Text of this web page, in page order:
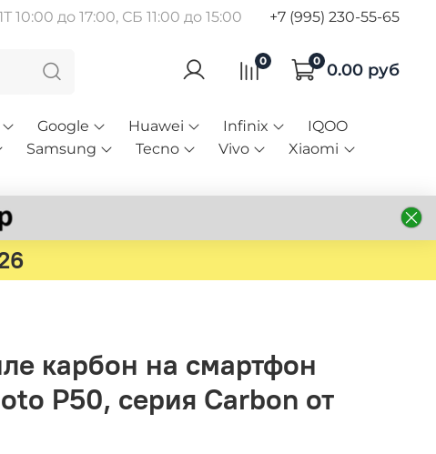
10:00 до 17:00, СБ 11:00 до 15:00 +7 (995) 230-55-65
0 0 0.00 руб
Google Huawei Infinix
IQOO
Samsung Tecno Vivo
Xiaomi
карбон на смартфон
P50, серия Carbon от